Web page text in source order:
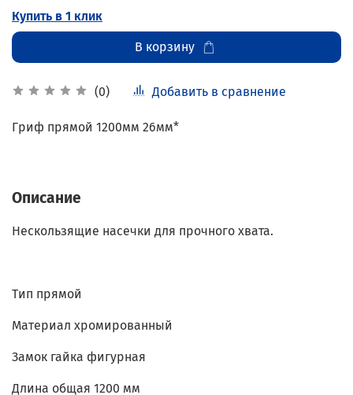
(0) Добавить в сравнение
Купить в 1 клик
В корзину
Гриф прямой 1200мм 26мм*
Описание
Нескользящие насечки для прочного хвата.
Тип прямой
Материал хромированный
Замок гайка фигурная
Длина общая 1200 мм